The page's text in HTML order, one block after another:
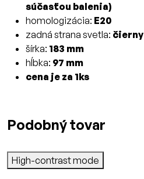
súčasťou balenia)
homologizácia: E20
zadná strana svetla:
šírka: 183 mm
hĺbka: 97 mm
cena je za 1ks
Podobný tovar
High-contrast mode